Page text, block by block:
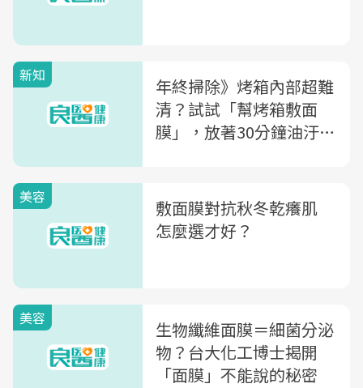
新知
年終掃除》烤箱內部超難
清？試試「幫烤箱敷面
膜」，放著30分鐘油汙一
美容
敷面膜對抗秋冬乾癢肌
怎麼選才好？
美容
生物纖維面膜＝細菌分泌
物？台大化工博士揭開
「面膜」不能說的秘密